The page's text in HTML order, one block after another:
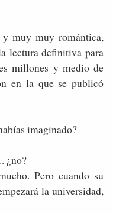
muy muy romántica,
lectura definitiva para
millones y medio de
en la que se publicó
imaginado?
¿no?
Pero cuando su
la universidad,